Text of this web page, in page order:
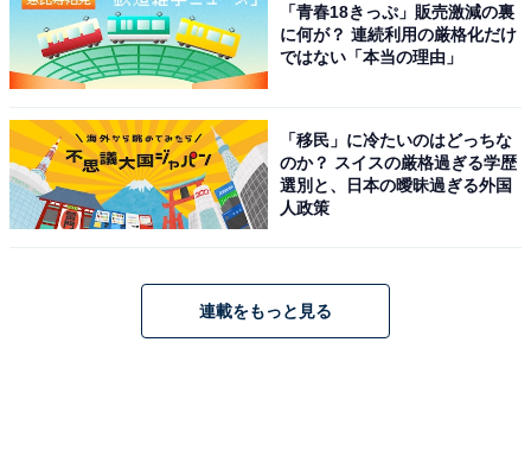
「天然温泉 はり温泉らんど（道の駅 針テラス）」公式Webサイトより
西日本最大級の規模を誇る道の駅「針テラス」の敷地内
にある日帰り天然温泉施設。泉質はナトリウムイオンと
呂・サウナ・水風呂を完備しており、サウナは木に囲ま
れた広めのサウナ室で心身をリフレッシュできます。
「青春18きっぷ」販売激減の裏
に何が？ 連続利用の厳格化だけ
ではない「本当の理由」
「移民」に冷たいのはどっちな
のか？ スイスの厳格過ぎる学歴
選別と、日本の曖昧過ぎる外国
人政策
連載をもっと見る